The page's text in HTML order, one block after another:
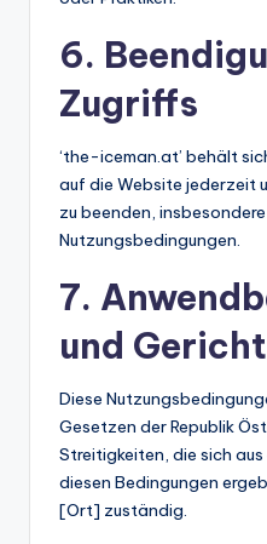
6.
Zugriffs
‘the-iceman.at’ behält
auf die Website jederzeit
zu beenden,
Nutzungsbedingungen.
7.
und
Diese
Gesetzen der Republik
Streitigkeiten, die sich
diesen Bedingungen
[Ort] zuständig.